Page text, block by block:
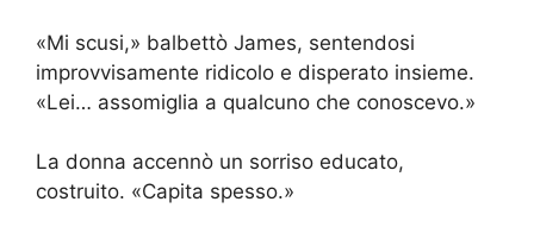
«Mi scusi,» balbettò James, sentendosi
improvvisamente ridicolo e disperato insieme.
«Lei… assomiglia a qualcuno che conoscevo.»
La donna accennò un sorriso educato,
costruito. «Capita spesso.»